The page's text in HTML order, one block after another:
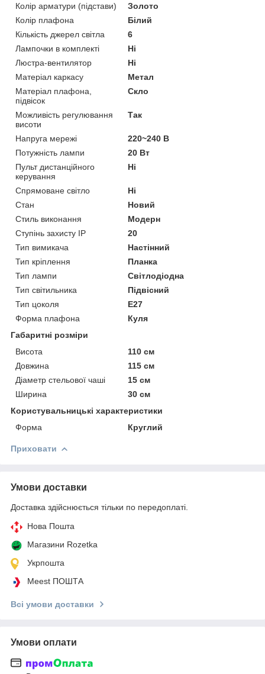
Колір арматури (підстави)
Золото
Колір плафона
Білий
Кількість джерел світла
6
Лампочки в комплекті
Ні
Люстра-вентилятор
Ні
Матеріал каркасу
Метал
Матеріал плафона,
підвісок
Скло
Можливість регулювання
висоти
Так
Напруга мережі
220~240 В
Потужність лампи
20 Вт
Пульт дистанційного
керування
Ні
Спрямоване світло
Ні
Стан
Новий
Стиль виконання
Модерн
Ступінь захисту IP
20
Тип вимикача
Настінний
Тип кріплення
Планка
Тип лампи
Світлодіодна
Тип світильника
Підвісний
Тип цоколя
E27
Форма плафона
Куля
Габаритні розміри
Висота
110 см
Довжина
115 см
Діаметр стельової чаші
15 см
Ширина
30 см
Користувальницькі характеристики
Форма
Круглий
Приховати
Умови доставки
Доставка здійснюється тільки по передоплаті.
Нова Пошта
Магазини Rozetka
Укрпошта
Meest ПОШТА
Всі умови доставки
Умови оплати